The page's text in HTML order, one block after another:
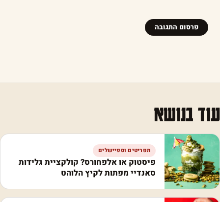
עוד בנושא
תפריטים וספיישלים
פיסטוק או אלפחורס? קולקציית גלידות
סאנדיי מפתות לקיץ הלוהט